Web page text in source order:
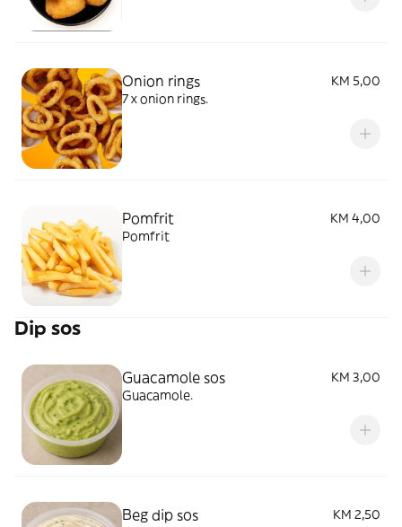
Onion rings
KM 5,00
7 x onion rings.
Pomfrit
KM 4,00
Pomfrit
Dip sos
Guacamole sos
KM 3,00
Guacamole.
Beg dip sos
KM 2,50